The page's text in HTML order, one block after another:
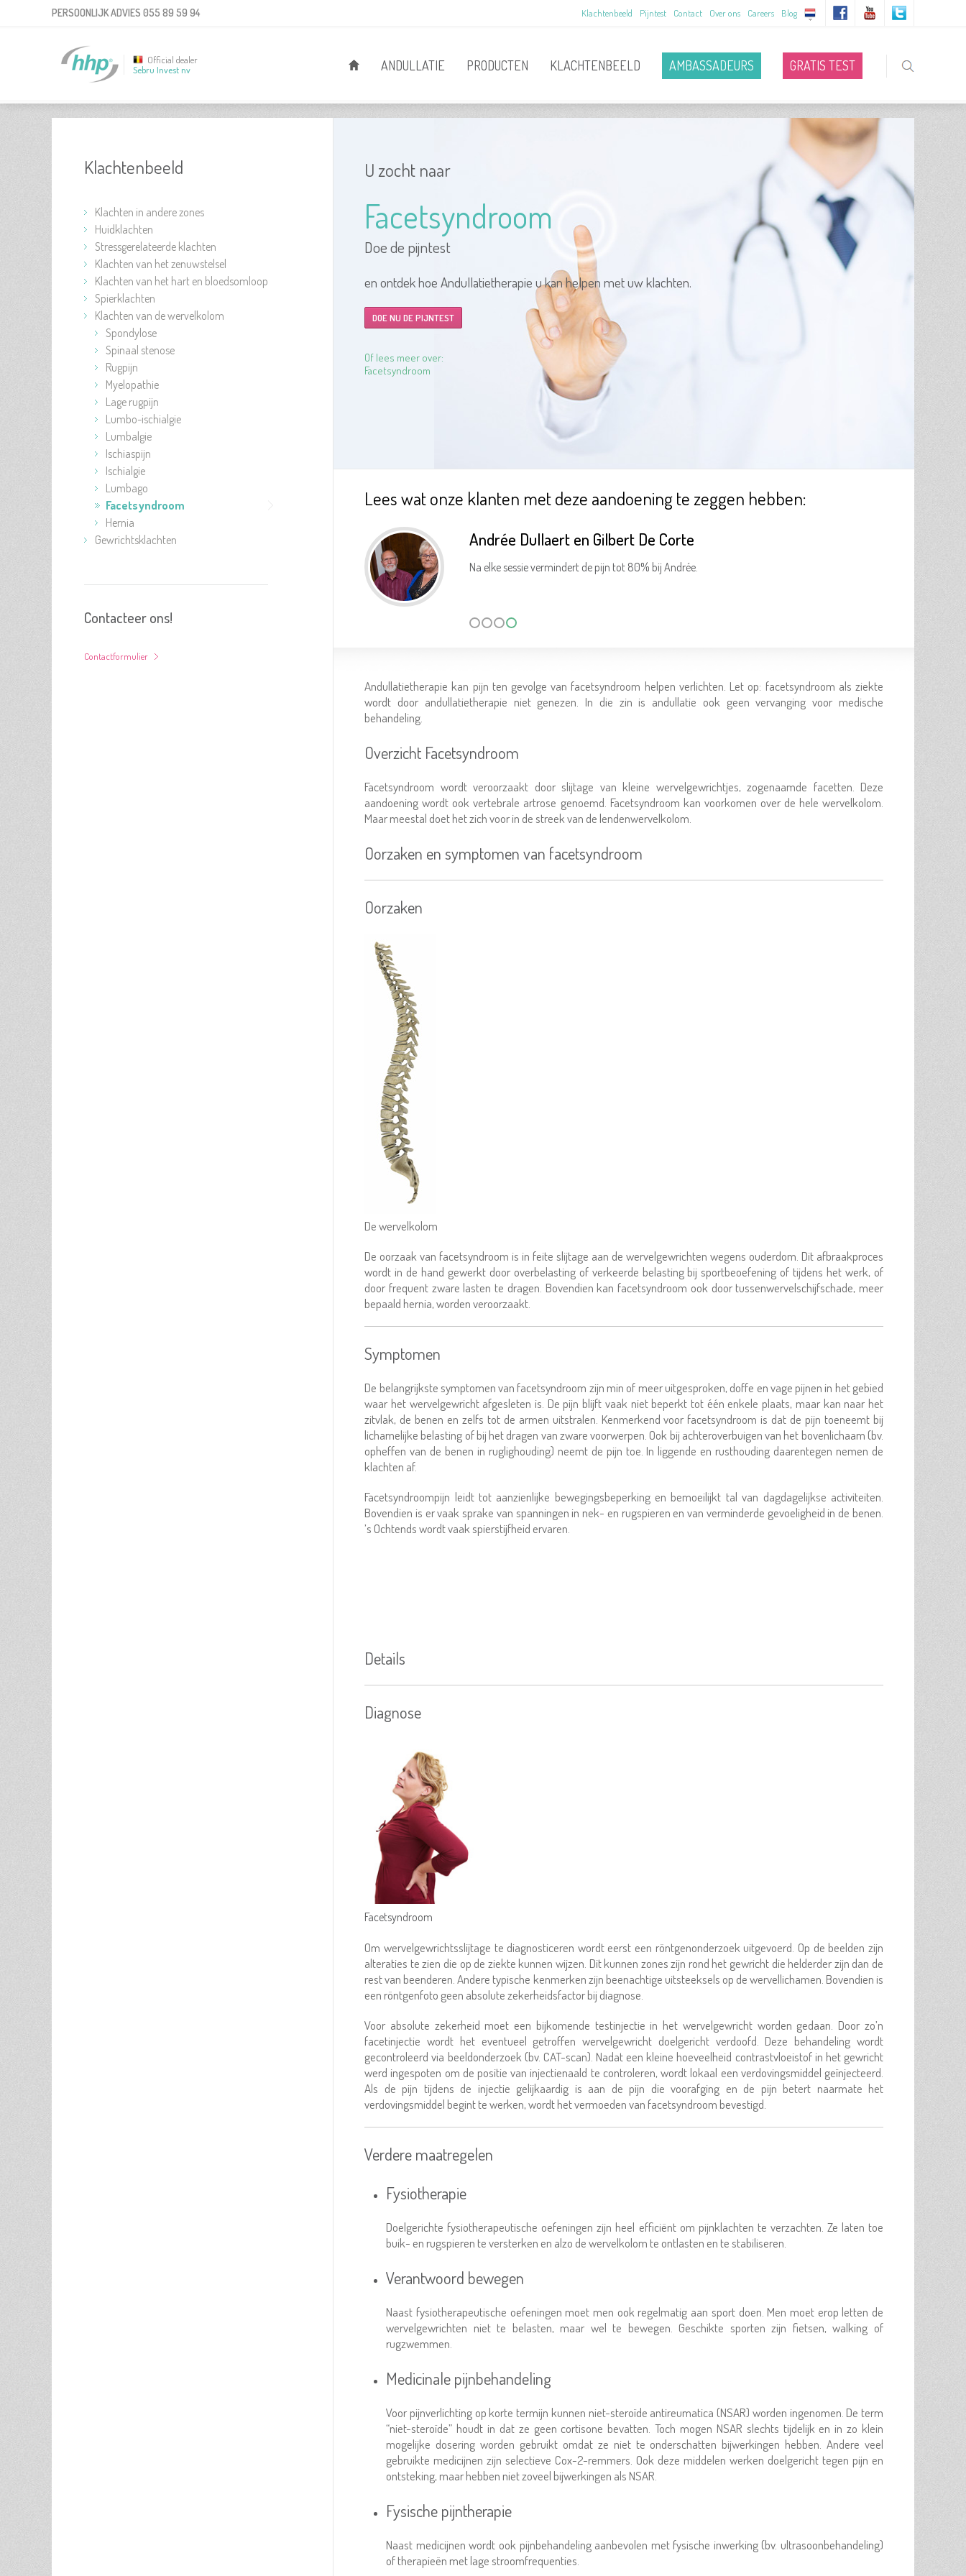
Klachtenbeeld Pijntest Contact Over ons Careers Blog
PERSOONLIJK ADVIES 055 89 59 94
Official dealer
Sebru Invest nv
ANDULLATIE PRODUCTEN KLACHTENBEELD AMBASSADEURS GRATIS TEST
Klachtenbeeld
Klachten in andere zones
Huidklachten
Stressgerelateerde klachten
Klachten van het zenuwstelsel
Klachten van het hart en bloedsomloop
Spierklachten
Klachten van de wervelkolom
Spondylose
Spinaal stenose
Rugpijn
Myelopathie
Lage rugpijn
Lumbo-ischialgie
Lumbalgie
Ischiaspijn
Ischialgie
Lumbago
Facetsyndroom
Hernia
Gewrichtsklachten
Contacteer ons!
Contactformulier
U zocht naar
Facetsyndroom
Doe de pijntest
en ontdek hoe Andullatietherapie u kan helpen met uw klachten.
DOE NU DE PIJNTEST
Of lees meer over:
Facetsyndroom
Lees wat onze klanten met deze aandoening te zeggen hebben:
Andrée Dullaert en Gilbert De Corte
Na elke sessie vermindert de pijn tot 80% bij Andrée.
Andullatietherapie kan pijn ten gevolge van facetsyndroom helpen verlichten. Let op: facetsyndroom als ziekte
wordt door andullatietherapie niet genezen. In die zin is andullatie ook geen vervanging voor medische
behandeling.
Overzicht Facetsyndroom
Facetsyndroom wordt veroorzaakt door slijtage van kleine wervelgewrichtjes, zogenaamde facetten. Deze
aandoening wordt ook vertebrale artrose genoemd. Facetsyndroom kan voorkomen over de hele wervelkolom.
Maar meestal doet het zich voor in de streek van de lendenwervelkolom.
Oorzaken en symptomen van facetsyndroom
Oorzaken
De wervelkolom
De oorzaak van facetsyndroom is in feite slijtage aan de wervelgewrichten wegens ouderdom. Dit afbraakproces
wordt in de hand gewerkt door overbelasting of verkeerde belasting bij sportbeoefening of tijdens het werk, of
door frequent zware lasten te dragen. Bovendien kan facetsyndroom ook door tussenwervelschijfschade, meer
bepaald hernia, worden veroorzaakt.
Symptomen
De belangrijkste symptomen van facetsyndroom zijn min of meer uitgesproken, doffe en vage pijnen in het gebied
waar het wervelgewricht afgesleten is. De pijn blijft vaak niet beperkt tot één enkele plaats, maar kan naar het
zitvlak, de benen en zelfs tot de armen uitstralen. Kenmerkend voor facetsyndroom is dat de pijn toeneemt bij
lichamelijke belasting of bij het dragen van zware voorwerpen. Ook bij achteroverbuigen van het bovenlichaam (bv.
opheffen van de benen in ruglighouding) neemt de pijn toe. In liggende en rusthouding daarentegen nemen de
klachten af.
Facetsyndroompijn leidt tot aanzienlijke bewegingsbeperking en bemoeilijkt tal van dagdagelijkse activiteiten.
Bovendien is er vaak sprake van spanningen in nek- en rugspieren en van verminderde gevoeligheid in de benen.
’s Ochtends wordt vaak spierstijfheid ervaren.
Details
Diagnose
Facetsyndroom
Om wervelgewrichtsslijtage te diagnosticeren wordt eerst een röntgenonderzoek uitgevoerd. Op de beelden zijn
alteraties te zien die op de ziekte kunnen wijzen. Dit kunnen zones zijn rond het gewricht die helderder zijn dan de
rest van beenderen. Andere typische kenmerken zijn beenachtige uitsteeksels op de wervellichamen. Bovendien is
een röntgenfoto geen absolute zekerheidsfactor bij diagnose.
Voor absolute zekerheid moet een bijkomende testinjectie in het wervelgewricht worden gedaan. Door zo’n
facetinjectie wordt het eventueel getroffen wervelgewricht doelgericht verdoofd. Deze behandeling wordt
gecontroleerd via beeldonderzoek (bv. CAT-scan). Nadat een kleine hoeveelheid contrastvloeistof in het gewricht
werd ingespoten om de positie van injectienaald te controleren, wordt lokaal een verdovingsmiddel geïnjecteerd.
Als de pijn tijdens de injectie gelijkaardig is aan de pijn die voorafging en de pijn betert naarmate het
verdovingsmiddel begint te werken, wordt het vermoeden van facetsyndroom bevestigd.
Verdere maatregelen
Fysiotherapie
Doelgerichte fysiotherapeutische oefeningen zijn heel efficiënt om pijnklachten te verzachten. Ze laten toe
buik- en rugspieren te versterken en alzo de wervelkolom te ontlasten en te stabiliseren.
Verantwoord bewegen
Naast fysiotherapeutische oefeningen moet men ook regelmatig aan sport doen. Men moet erop letten de
wervelgewrichten niet te belasten, maar wel te bewegen. Geschikte sporten zijn fietsen, walking of
rugzwemmen.
Medicinale pijnbehandeling
Voor pijnverlichting op korte termijn kunnen niet-steroïde antireumatica (NSAR) worden ingenomen. De term
“niet-steroïde” houdt in dat ze geen cortisone bevatten. Toch mogen NSAR slechts tijdelijk en in zo klein
mogelijke dosering worden gebruikt omdat ze niet te onderschatten bijwerkingen hebben. Andere veel
gebruikte medicijnen zijn selectieve Cox-2-remmers. Ook deze middelen werken doelgericht tegen pijn en
ontsteking, maar hebben niet zoveel bijwerkingen als NSAR.
Fysische pijntherapie
Naast medicijnen wordt ook pijnbehandeling aanbevolen met fysische inwerking (bv. ultrasoonbehandeling)
of therapieën met lage stroomfrequenties.